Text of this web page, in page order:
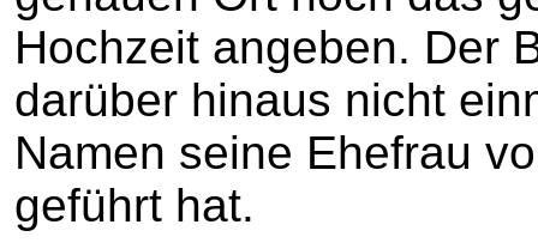
Hochzeit angeben. Der
darüber hinaus nicht
Namen seine Ehefrau
geführt hat.